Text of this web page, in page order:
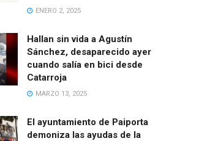
ENERO 2, 2025
Hallan sin vida a Agustín
Sánchez, desaparecido ayer
cuando salía en bici desde
Catarroja
MARZO 13, 2025
El ayuntamiento de Paiporta
demoniza las ayudas de la